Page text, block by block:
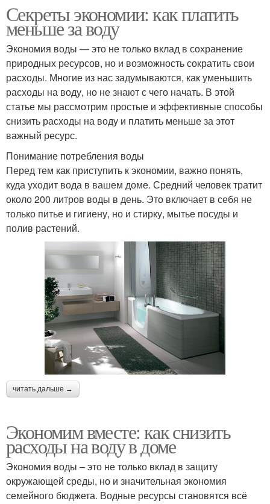
Секреты экономии: как платить
меньше за воду
Экономия воды — это не только вклад в сохранение
природных ресурсов, но и возможность сократить свои
расходы. Многие из нас задумываются, как уменьшить
расходы на воду, но не знают с чего начать. В этой
статье мы рассмотрим простые и эффективные способы
снизить расходы на воду и платить меньше за этот
важный ресурс.
Понимание потребления воды
Перед тем как приступить к экономии, важно понять,
куда уходит вода в вашем доме. Средний человек тратит
около 200 литров воды в день. Это включает в себя не
только питье и гигиену, но и стирку, мытье посуды и
полив растений.
читать дальше →
Экономим вместе: как снизить
расходы на воду в доме
Экономия воды – это не только вклад в защиту
окружающей среды, но и значительная экономия
семейного бюджета. Водные ресурсы становятся всё